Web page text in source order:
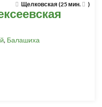
Щелковская (25 мин. )
, Балашиха